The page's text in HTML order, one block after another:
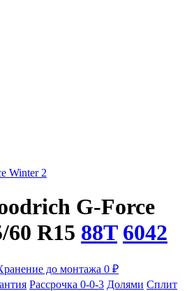
Winter 2
G-Force
60 R15 88T 6042
до монтажа 0 ₽
Рассрочка 0-0-3 Долями Сплит